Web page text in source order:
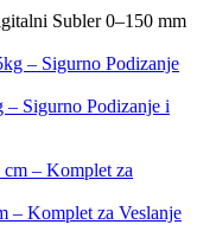
Subler 0–150 mm
Sigurno Podizanje i
– Komplet za Veslanje